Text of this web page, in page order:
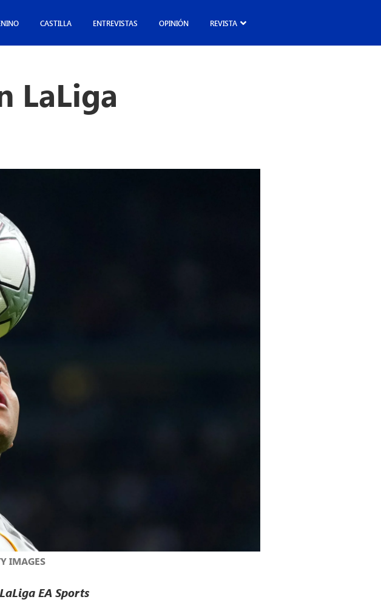
CASTILLA ENTREVISTAS OPINIÓN REVISTA
LaLiga
IMAGES
EA Sports